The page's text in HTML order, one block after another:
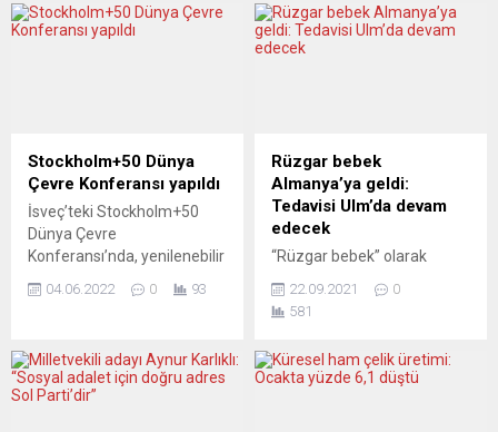
Stockholm+50 Dünya
Çevre Konferansı yapıldı
İsveç’teki Stockholm+50
Dünya Çevre
Konferansı’nda, yenilenebilir
enerji ve doğaya dayalı
çöçümler için yatırım
Milletler’le (BM) işbirliği
içinde 2-3 Haziran’da
04.06.2022 0 93
Rüzgar bebek
Almanya’ya geldi:
Tedavisi Ulm’da devam
edecek
“Rüzgar bebek” olarak
bilinen SMA (spinal
musküler atrofi) hastası
Rüzgar Samet Çiçek,
Stuttgart Havaalanı’nda Ulm
Ditib yöneticileri ve
22.09.2021
0
581